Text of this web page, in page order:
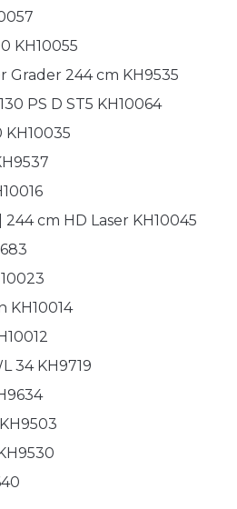
KH10055
Grader 244 cm KH9535
PS D ST5 KH10064
cm HD Laser KH10045
KH10014
34 KH9719